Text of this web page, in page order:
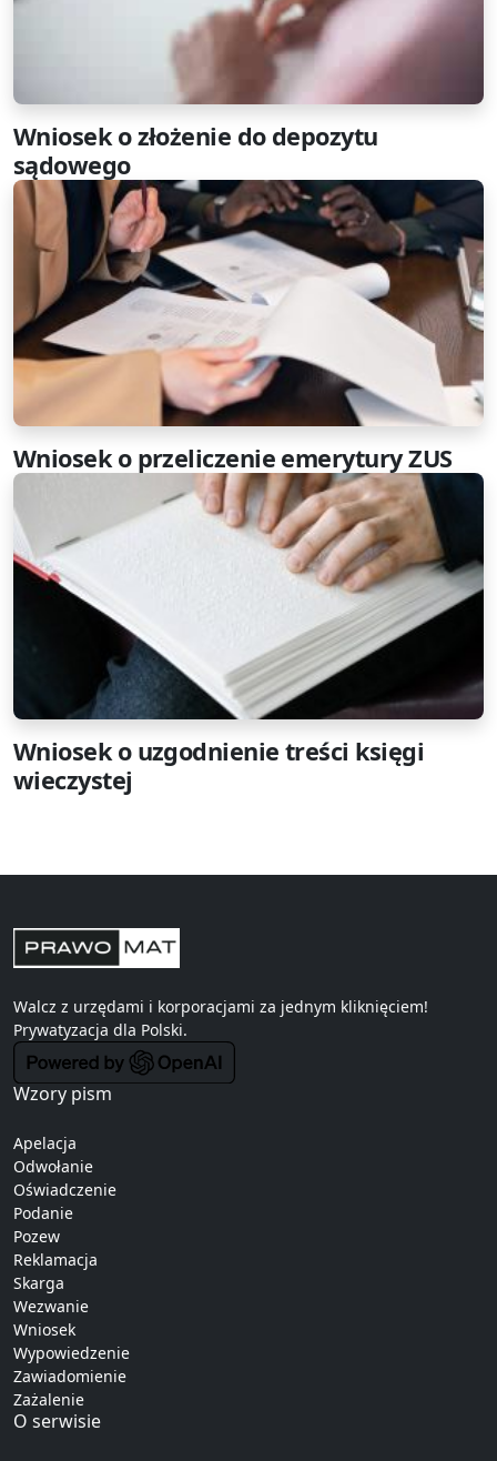
Wniosek o złożenie do depozytu
sądowego
Wniosek o przeliczenie emerytury ZUS
Wniosek o uzgodnienie treści księgi
wieczystej
Walcz z urzędami i korporacjami za jednym kliknięciem!
Prywatyzacja dla Polski.
Wzory pism
Apelacja
Odwołanie
Oświadczenie
Podanie
Pozew
Reklamacja
Skarga
Wezwanie
Wniosek
Wypowiedzenie
Zawiadomienie
Zażalenie
O serwisie